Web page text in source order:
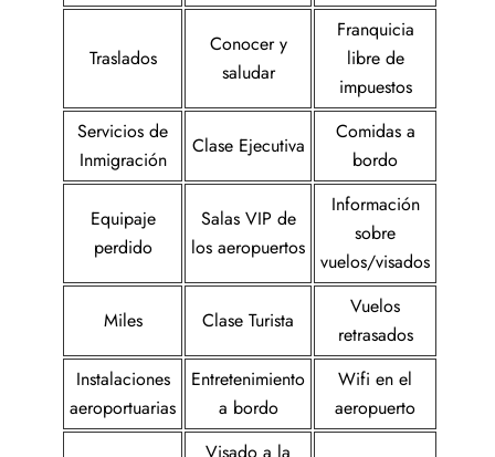
Traslados
Conocer y
saludar
Franquicia
libre de
impuestos
Servicios de
Inmigración
Clase Ejecutiva
Comidas a
bordo
Equipaje
perdido
Salas VIP de
los aeropuertos
Información
sobre
vuelos/visados
Miles Clase Turista
Vuelos
retrasados
Instalaciones
aeroportuarias
Entretenimiento
a bordo
Wifi en el
aeropuerto